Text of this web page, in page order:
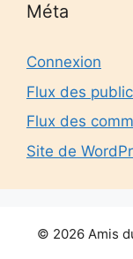
Méta
Connexion
Flux des
Flux des
Site de
© 2026 Amis